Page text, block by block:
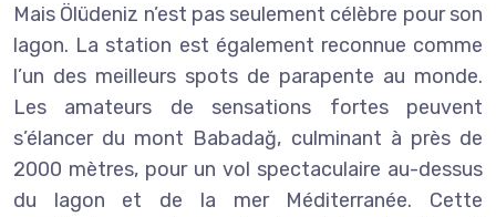
Mais Ölüdeniz n’est pas seulement célèbre pour son
lagon. La station est également reconnue comme
l’un des meilleurs spots de parapente au monde.
Les amateurs de sensations fortes peuvent
s’élancer du mont Babadağ, culminant à près de
2000 mètres, pour un vol spectaculaire au-dessus
du lagon et de la mer Méditerranée. Cette